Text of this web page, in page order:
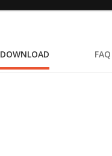
DOWNLOAD FAQ